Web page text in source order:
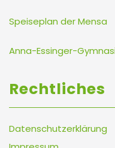
Speiseplan der Mensa
Anna-Essinger-
Rechtliches
Datenschutzerklärung